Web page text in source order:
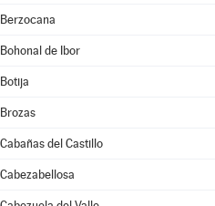
Berzocana
Bohonal de Ibor
Botija
Brozas
Cabañas del Castillo
Cabezabellosa